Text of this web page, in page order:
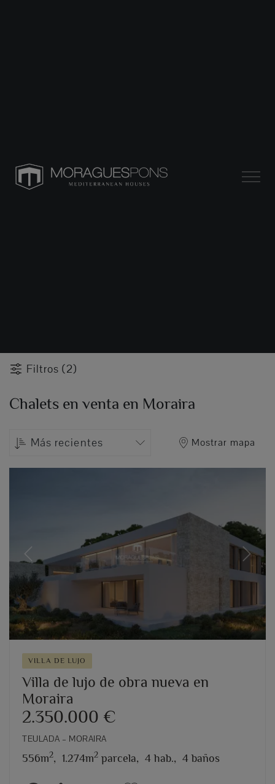
Filtros (2)
Chalets en venta en Moraira
Más recientes Mostrar mapa
Previous Next
VILLA DE LUJO
Villa de lujo de obra nueva en
Moraira
2.350.000 €
TEULADA – MORAIRA
556m2, 1.274m2 parcela, 4 hab., 4 baños